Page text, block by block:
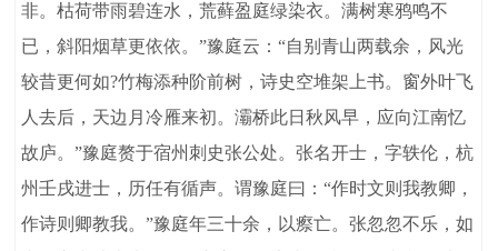
非。枯荷带雨碧连水，荒藓盈庭绿染衣。满树寒鸦鸣不
已，斜阳烟草更依依。”豫庭云：“自别青山两载余，风光
较昔更何如?竹梅添种阶前树，诗史空堆架上书。窗外叶飞
人去后，天边月冷雁来初。灞桥此日秋风早，应向江南忆
故庐。”豫庭赘于宿州刺史张公处。张名开士，字轶伦，杭
州壬戌进士，历任有循声。谓豫庭曰：“作时文则我教卿，
作诗则卿教我。”豫庭年三十余，以瘵亡。张忽忽不乐，如